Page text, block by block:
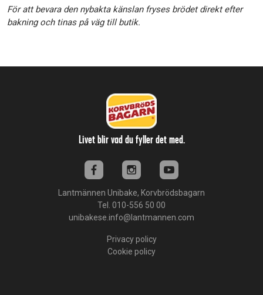
För att bevara den nybakta känslan fryses brödet direkt efter
bakning och tinas på väg till butik.
Livet blir vad du fyller det med.
Lantmännen Unibake, Korvbrödsbagarn
Tel. 010-556 50 00
unibakese.info@lantmannen.com
Privacy policy
Cookie policy